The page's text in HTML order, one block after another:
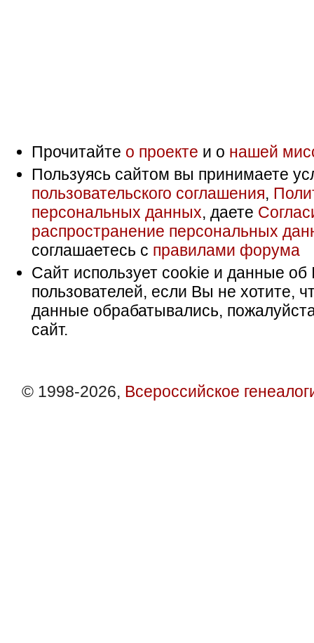
Прочитайте о проекте и о нашей
Пользуясь сайтом вы принимаете
пользовательского соглашения,
персональных данных, даете
распространение персональных
соглашаетесь с правилами форума
Сайт использует cookie и данные об
пользователей, если Вы не хотите,
данные обрабатывались,
сайт.
© 1998-2026, Всероссийское